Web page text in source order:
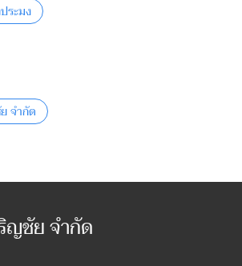
ระมง
จำกัด
ญชัย จำกัด